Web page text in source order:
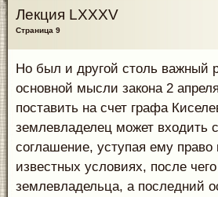
Лекция LXXXV
Страница 9
Но был и другой столь важный
основной мысли закона 2
поставить на счет графа
землевладелец может входить
соглашение, уступая ему право
известных условиях, после
землевладельца, а последний